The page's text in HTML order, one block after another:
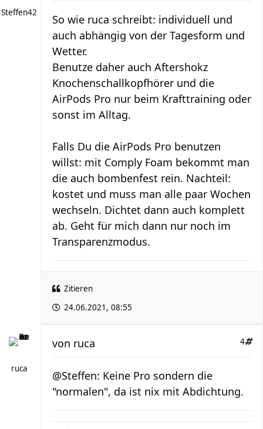
Steffen42
So wie ruca schreibt: individuell und
auch abhängig von der Tagesform und
Wetter.
Benutze daher auch Aftershokz
Knochenschallkopfhörer und die
AirPods Pro nur beim Krafttraining oder
sonst im Alltag.
Falls Du die AirPods Pro benutzen
willst: mit Comply Foam bekommt man
die auch bombenfest rein. Nachteil:
kostet und muss man alle paar Wochen
wechseln. Dichtet dann auch komplett
ab. Geht für mich dann nur noch im
Transparenzmodus.
Zitieren
24.06.2021, 08:55
ruca
4
von ruca
@Steffen: Keine Pro sondern die
"normalen", da ist nix mit Abdichtung.